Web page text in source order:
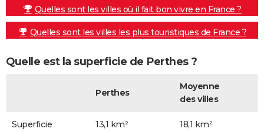
Quelles sont les villes où il fait bon vivre en France ?
Quelles sont les villes les plus touristiques de France ?
Quelle est la superficie de Perthes ?
Perthes
Moyenne
des villes
Superficie
13,1 km² 18,1 km²